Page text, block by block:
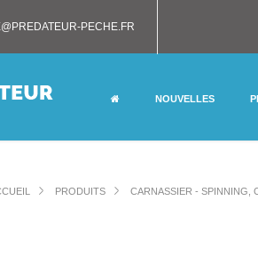
PECHE.FR
NOUVELLES
PRODUITS CARNASSIER - SPINNING,